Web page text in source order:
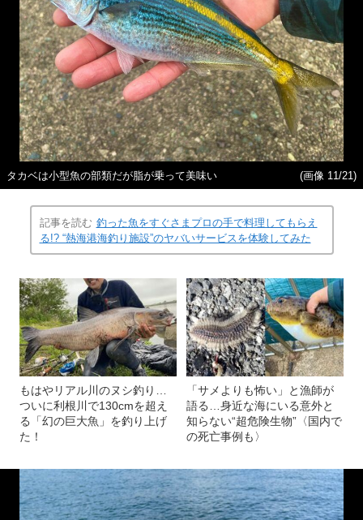
タカベは小型魚の部類だが脂が乗って美味い (画像 11/21)
記事を読む 釣った魚をすぐさまプロの手で料理してもらえ
る!? “熱海港海釣り施設”のヤバいサービスを体験してみた
もはやリアル川のヌシ釣り…
ついに利根川で130cmを超え
る「幻の巨大魚」を釣り上げ
た！
「サメよりも怖い」と漁師が
語る…身近な海にいる意外と
知らない“超危険生物”〈国内で
の死亡事例も〉